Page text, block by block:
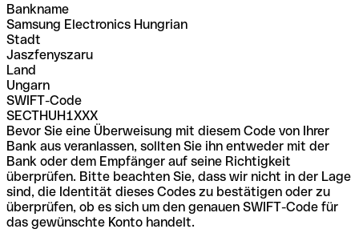
Bankname
Samsung Electronics Hungrian
Stadt
Jaszfenyszaru
Land
Ungarn
SWIFT-Code
SECTHUH1XXX
Bevor Sie eine Überweisung mit diesem Code von Ihrer
Bank aus veranlassen, sollten Sie ihn entweder mit der
Bank oder dem Empfänger auf seine Richtigkeit
überprüfen. Bitte beachten Sie, dass wir nicht in der Lage
sind, die Identität dieses Codes zu bestätigen oder zu
überprüfen, ob es sich um den genauen SWIFT-Code für
das gewünschte Konto handelt.